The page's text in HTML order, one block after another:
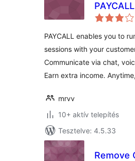
PAYCALL enables you to
sessions with your
Communicate via chat,
Earn extra income.
mrvv
10+ aktív telepítés
Tesztelve: 4.5.33
Remove